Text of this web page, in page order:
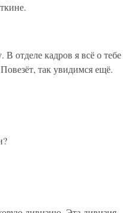
отделе кадров я всё о тебе
так увидимся ещё.